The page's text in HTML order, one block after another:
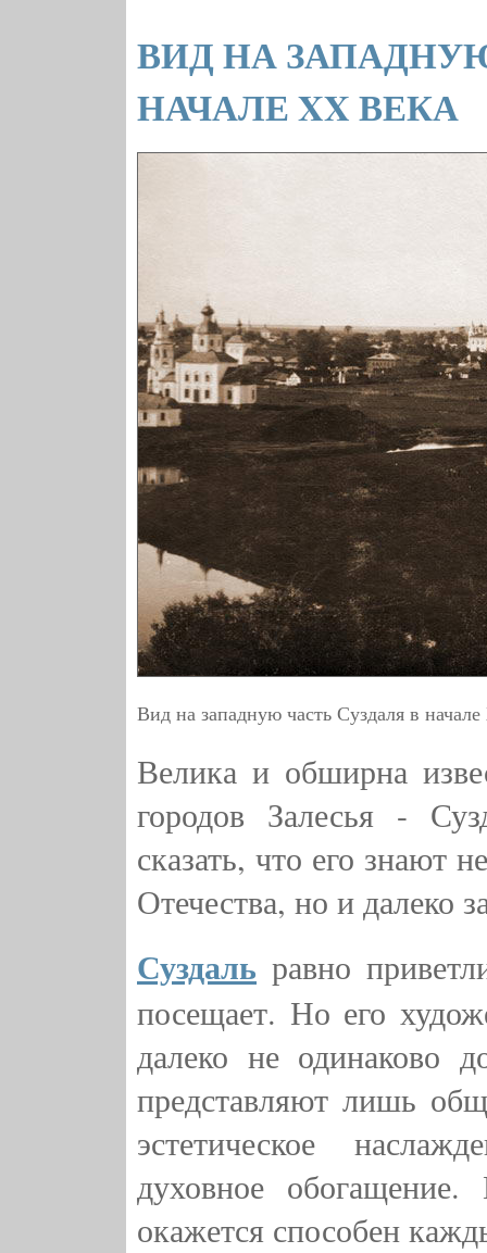
ВИД НА
НАЧАЛЕ XX ВЕКА
Вид на западную часть Суздаля в
Велика и обширна
городов Залесья -
сказать, что его знают
Отечества, но и далеко
Суздаль равно
посещает. Но его
далеко не одинаково
представляют лишь
эстетическое
духовное
окажется способен